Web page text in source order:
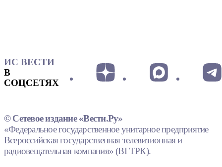
ИС ВЕСТИ
В
СОЦСЕТЯХ
© Сетевое издание «Вести.Ру»
«Федеральное государственное унитарное предприятие
Всероссийская государственная телевизионная и
радиовещательная компания» (ВГТРК).